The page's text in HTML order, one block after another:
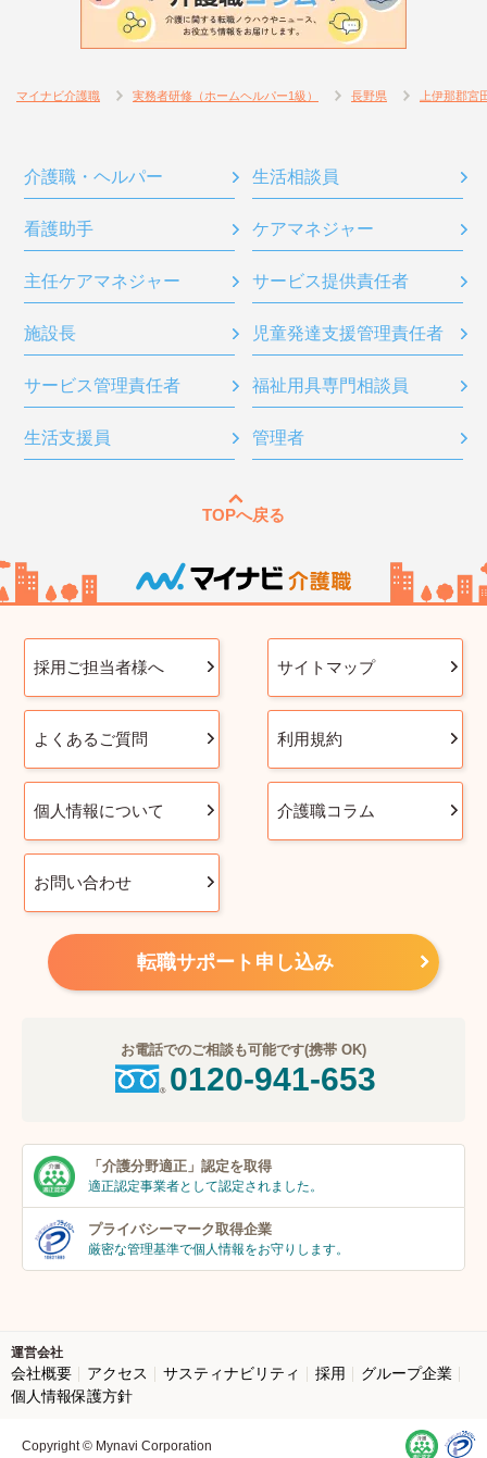
マイナビ介護職 実務者研修（ホームヘルパー1級） 長野県 上伊那郡宮
介護職・ヘルパー 生活相談員
看護助手 ケアマネジャー
主任ケアマネジャー サービス提供責任者
施設長 児童発達支援管理責任者
サービス管理責任者 福祉用具専門相談員
生活支援員 管理者
TOPへ戻る
採用ご担当者様へ サイトマップ
よくあるご質問 利用規約
個人情報について 介護職コラム
お問い合わせ
転職サポート申し込み
お電話でのご相談も可能です(携帯 OK)
0120-941-653
「介護分野適正」 認定を取得
適正認定事業者として認定されました。
プライバシーマーク取得企業
厳密な管理基準で個人情報をお守りします。
運営会社
会社概要 アクセス サスティナビリティ 採用
グループ企業
個人情報保護方針
Copyright © Mynavi Corporation